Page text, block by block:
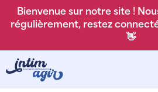
Bienvenue sur notre site !
régulièrement, restez
👋